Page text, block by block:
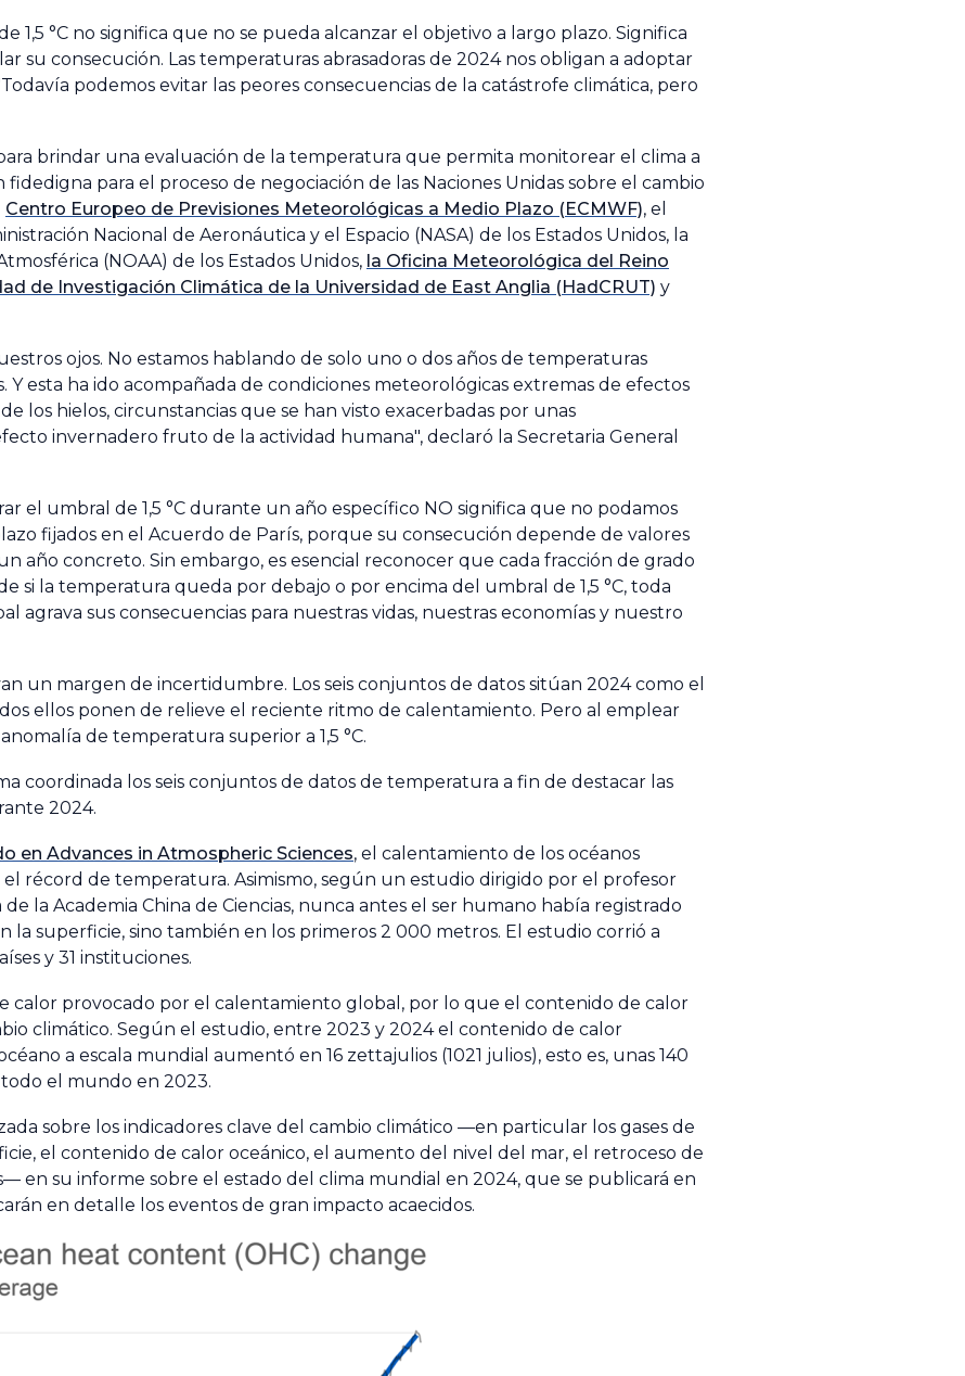
1,5 °C no significa que no se pueda alcanzar el objetivo a largo plazo. Significa
su consecución. Las temperaturas abrasadoras de 2024 nos obligan a adoptar
podemos evitar las peores consecuencias de la catástrofe climática, pero
brindar una evaluación de la temperatura que permita monitorear el clima a
para el proceso de negociación de las Naciones Unidas sobre el cambio
Centro Europeo de Previsiones Meteorológicas a Medio Plazo (ECMWF), el
Nacional de Aeronáutica y el Espacio (NASA) de los Estados Unidos, la
(NOAA) de los Estados Unidos, la Oficina Meteorológica del Reino
de Investigación Climática de la Universidad de East Anglia (HadCRUT) y
ojos. No estamos hablando de solo uno o dos años de temperaturas
Y esta ha ido acompañada de condiciones meteorológicas extremas de efectos
los hielos, circunstancias que se han visto exacerbadas por unas
invernadero fruto de la actividad humana", declaró la Secretaria General
el umbral de 1,5 °C durante un año específico NO significa que no podamos
fijados en el Acuerdo de París, porque su consecución depende de valores
año concreto. Sin embargo, es esencial reconocer que cada fracción de grado
si la temperatura queda por debajo o por encima del umbral de 1,5 °C, toda
agrava sus consecuencias para nuestras vidas, nuestras economías y nuestro
un margen de incertidumbre. Los seis conjuntos de datos sitúan 2024 como el
ellos ponen de relieve el reciente ritmo de calentamiento. Pero al emplear
de temperatura superior a 1,5 °C.
coordinada los seis conjuntos de datos de temperatura a fin de destacar las
2024.
en Advances in Atmospheric Sciences, el calentamiento de los océanos
récord de temperatura. Asimismo, según un estudio dirigido por el profesor
la Academia China de Ciencias, nunca antes el ser humano había registrado
la superficie, sino también en los primeros 2 000 metros. El estudio corrió a
y 31 instituciones.
calor provocado por el calentamiento global, por lo que el contenido de calor
climático. Según el estudio, entre 2023 y 2024 el contenido de calor
a escala mundial aumentó en 16 zettajulios (1021 julios), esto es, unas 140
el mundo en 2023.
sobre los indicadores clave del cambio climático —en particular los gases de
el contenido de calor oceánico, el aumento del nivel del mar, el retroceso de
en su informe sobre el estado del clima mundial en 2024, que se publicará en
en detalle los eventos de gran impacto acaecidos.